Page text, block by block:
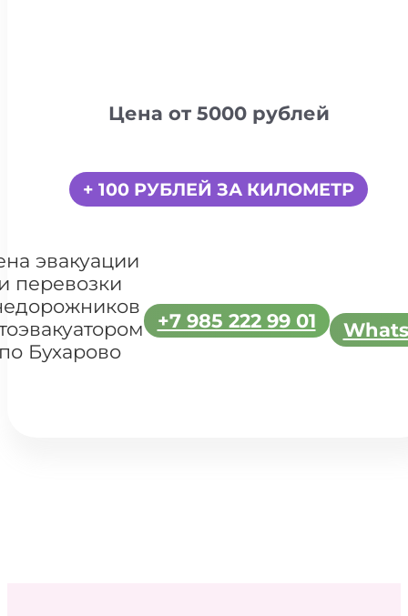
Цена от 5000 рублей
+ 100 РУБЛЕЙ ЗА КИЛОМЕТР
эвакуации
перевозки
Бухарово
+7 985 222 99 01